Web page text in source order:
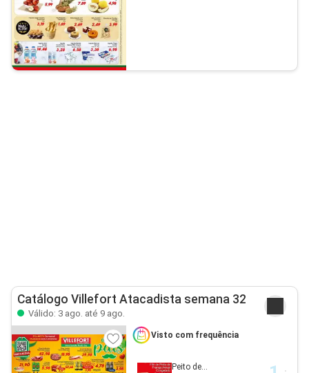
Catálogo Villefort Atacadista semana 32
Válido: 3 ago. até 9 ago.
Visto com frequência
Peito de...